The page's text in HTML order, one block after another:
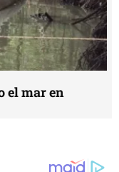
el mar en